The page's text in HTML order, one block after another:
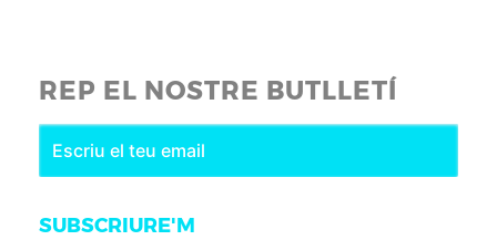
REP EL NOSTRE BUTLLETÍ
SUBSCRIURE'M